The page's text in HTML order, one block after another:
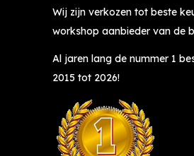
Wij zijn verkozen tot beste
workshop aanbieder van de
Al jaren lang de nummer 1
2015 tot 2026!